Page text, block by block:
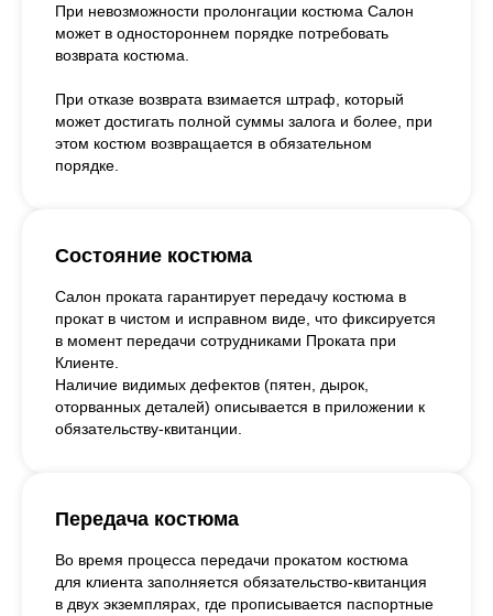
При невозможности пролонгации костюма Салон
может в одностороннем порядке потребовать
возврата костюма.
При отказе возврата взимается штраф, который
может достигать полной суммы залога и более, при
этом костюм возвращается в обязательном
порядке.
Состояние костюма
Салон проката гарантирует передачу костюма в
прокат в чистом и исправном виде, что фиксируется
в момент передачи сотрудниками Проката при
Клиенте.
Наличие видимых дефектов (пятен, дырок,
оторванных деталей) описывается в приложении к
обязательству-квитанции.
Передача костюма
Во время процесса передачи прокатом костюма
для клиента заполняется обязательство-квитанция
в двух экземплярах, где прописывается паспортные